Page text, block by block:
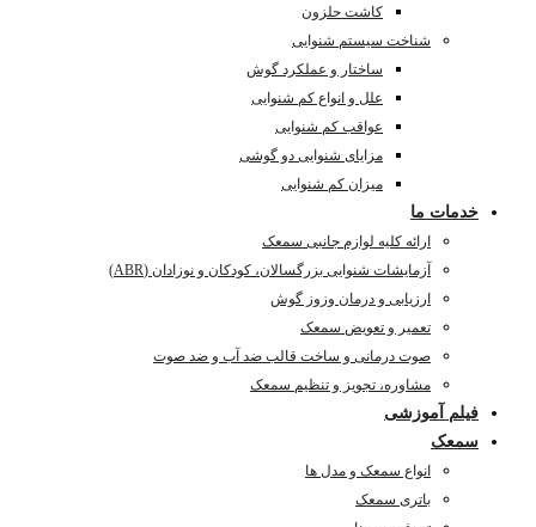
کاشت حلزون
شناخت سیستم شنوایی
ساختار و عملکرد گوش
علل و انواع کم شنوایی
عواقب کم شنوایی
مزایای شنوایی دو گوشی
میزان کم شنوایی
خدمات ما
ارائه کلیه لوازم جانبی سمعک
آزمایشات شنوایی بزرگسالان، کودکان و نوزادان (ABR)
ارزیابی و درمان وزوز گوش
تعمیر و تعویض سمعک
صوت درمانی و ساخت قالب ضد آب و ضد صوت
مشاوره، تجویز و تنظیم سمعک
فیلم آموزشی
سمعک
انواع سمعک و مدل ها
باتری سمعک